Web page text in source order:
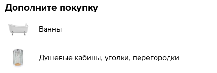
Дополните покупку
Ванны
Душевые кабины, уголки, перегородки